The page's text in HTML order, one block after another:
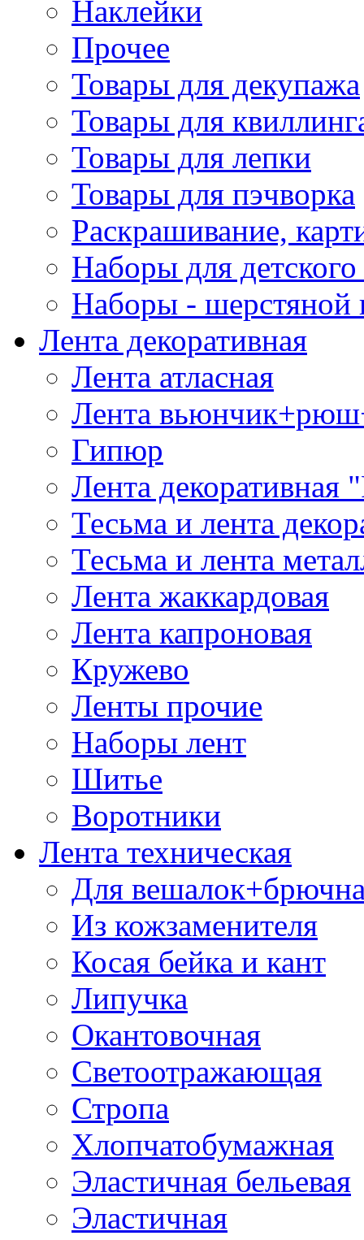
Наклейки
Прочее
Товары для декупажа
Товары для
Товары для лепки
Товары для пэчворка
Раскрашивание,
Наборы для
Наборы - шерстяной
Лента декоративная
Лента атласная
Лента
Гипюр
Лента декоративная
Тесьма и лента
Тесьма и лента
Лента жаккардовая
Лента капроновая
Кружево
Ленты прочие
Наборы лент
Шитье
Воротники
Лента техническая
Для
Из кожзаменителя
Косая бейка и кант
Липучка
Окантовочная
Светоотражающая
Стропа
Хлопчатобумажная
Эластичная бельевая
Эластичная